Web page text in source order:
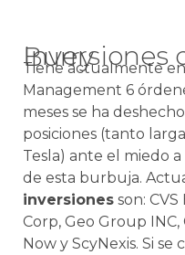
Inversiones de Michael Burry
Tiene actualmente
Management 6
meses se ha
posiciones (tanto
Tesla) ante el miedo
de esta burbuja.
inversiones son:
Corp, Geo Group
Now y ScyNexis. Si